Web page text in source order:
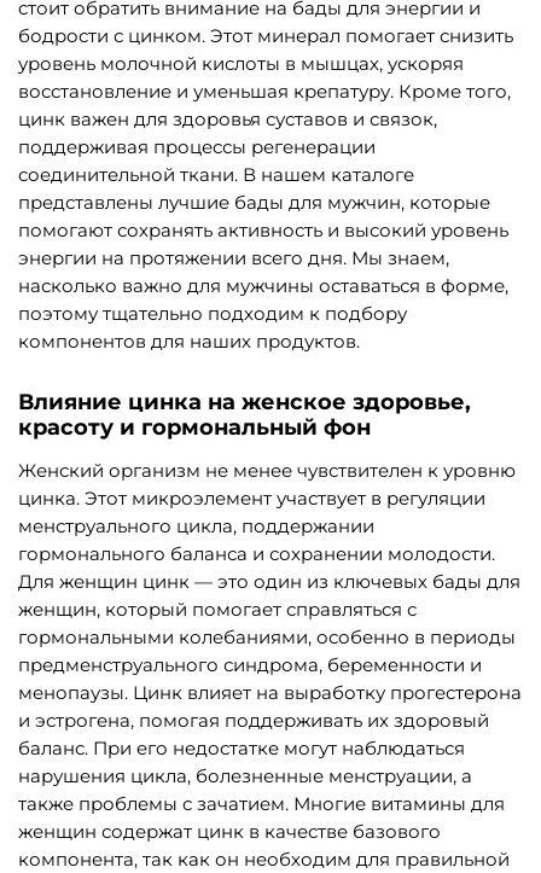
стоит обратить внимание на бады для энергии и
бодрости с цинком. Этот минерал помогает снизить
уровень молочной кислоты в мышцах, ускоряя
восстановление и уменьшая крепатуру. Кроме того,
цинк важен для здоровья суставов и связок,
поддерживая процессы регенерации
соединительной ткани. В нашем каталоге
представлены лучшие бады для мужчин, которые
помогают сохранять активность и высокий уровень
энергии на протяжении всего дня. Мы знаем,
насколько важно для мужчины оставаться в форме,
поэтому тщательно подходим к подбору
компонентов для наших продуктов.
Влияние цинка на женское здоровье,
красоту и гормональный фон
Женский организм не менее чувствителен к уровню
цинка. Этот микроэлемент участвует в регуляции
менструального цикла, поддержании
гормонального баланса и сохранении молодости.
Для женщин цинк — это один из ключевых бады для
женщин, который помогает справляться с
гормональными колебаниями, особенно в периоды
предменструального синдрома, беременности и
менопаузы. Цинк влияет на выработку прогестерона
и эстрогена, помогая поддерживать их здоровый
баланс. При его недостатке могут наблюдаться
нарушения цикла, болезненные менструации, а
также проблемы с зачатием. Многие витамины для
женщин содержат цинк в качестве базового
компонента, так как он необходим для правильной